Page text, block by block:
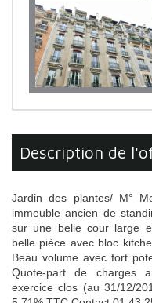
description de
Jardin des plantes/ M°
immeuble ancien de
sur une belle cour large
belle pièce avec bloc
Beau volume avec fort
Quote-part de charges
exercice clos (au 31/12/